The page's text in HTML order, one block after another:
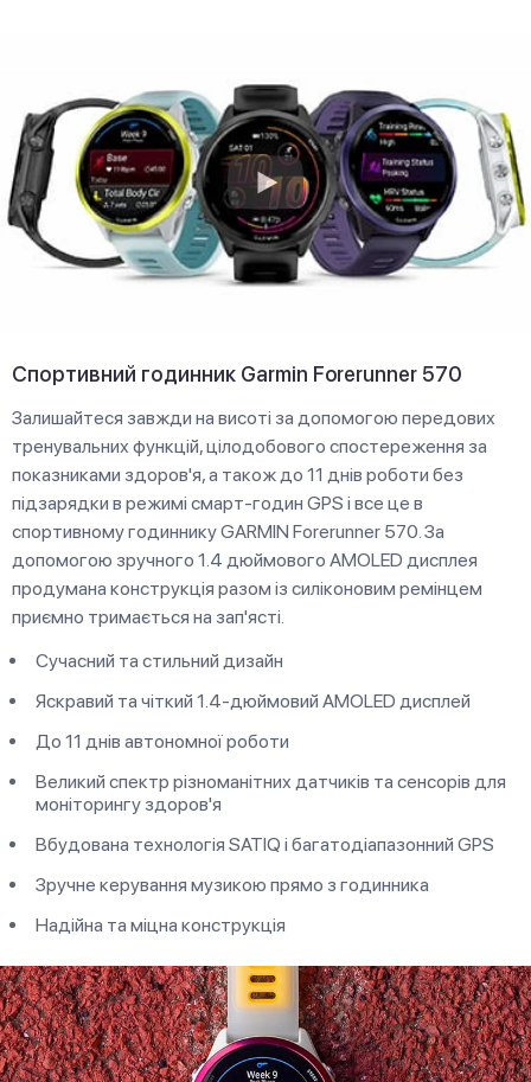
Спортивний годинник Garmin Forerunner 570
Залишайтеся завжди на висоті за допомогою передових
тренувальних функцій, цілодобового спостереження за
показниками здоров'я, а також до 11 днів роботи без
підзарядки в режимі смарт-годин GPS і все це в
спортивному годиннику GARMIN Forerunner 570. За
допомогою зручного 1.4 дюймового AMOLED дисплея
продумана конструкція разом із силіконовим ремінцем
приємно тримається на зап'ясті.
Сучасний та стильний дизайн
Яскравий та чіткий 1.4-дюймовий AMOLED дисплей
До 11 днів автономної роботи
Великий спектр різноманітних датчиків та сенсорів для
моніторингу здоров'я
Вбудована технологія SATIQ і багатодіапазонний GPS
Зручне керування музикою прямо з годинника
Надійна та міцна конструкція